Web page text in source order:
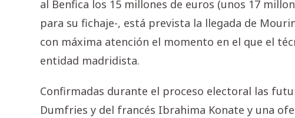
al Benfica los 15 millones de euros (unos 17
para su fichaje-, está prevista la llegada de
con máxima atención el momento en el que el
entidad madridista.
Confirmadas durante el proceso electoral las
Dumfries y del francés Ibrahima Konate y una